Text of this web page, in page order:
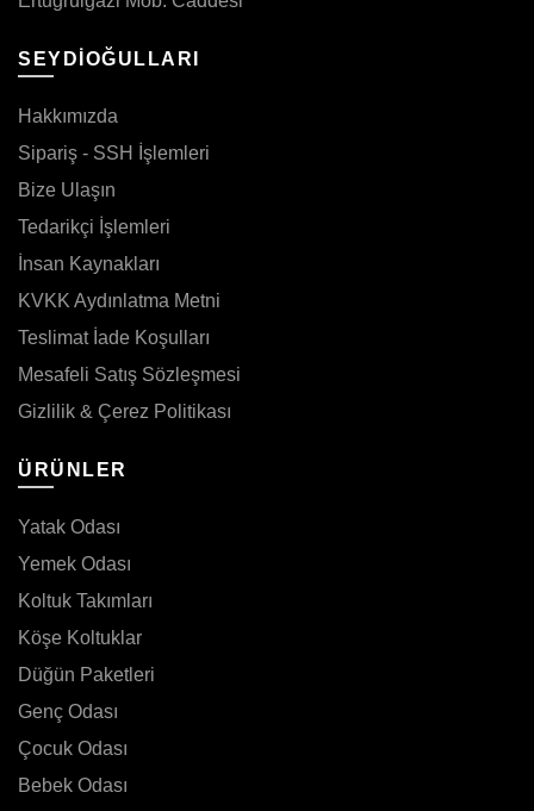
SEYDİOĞULLARI
Hakkımızda
Sipariş - SSH İşlemleri
Bize Ulaşın
Tedarikçi İşlemleri
İnsan Kaynakları
KVKK Aydınlatma Metni
Teslimat İade Koşulları
Mesafeli Satış Sözleşmesi
Gizlilik & Çerez Politikası
ÜRÜNLER
Yatak Odası
Yemek Odası
Koltuk Takımları
Köşe Koltuklar
Düğün Paketleri
Genç Odası
Çocuk Odası
Bebek Odası